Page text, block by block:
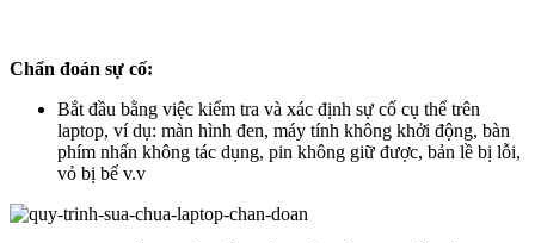
Chẩn đoán sự cố:
Bắt đầu bằng việc kiểm tra và xác định sự cố cụ thể trên
laptop, ví dụ: màn hình đen, máy tính không khởi động, bàn
phím nhấn không tác dụng, pin không giữ được, bản lề bị lỗi,
vỏ bị bể v.v